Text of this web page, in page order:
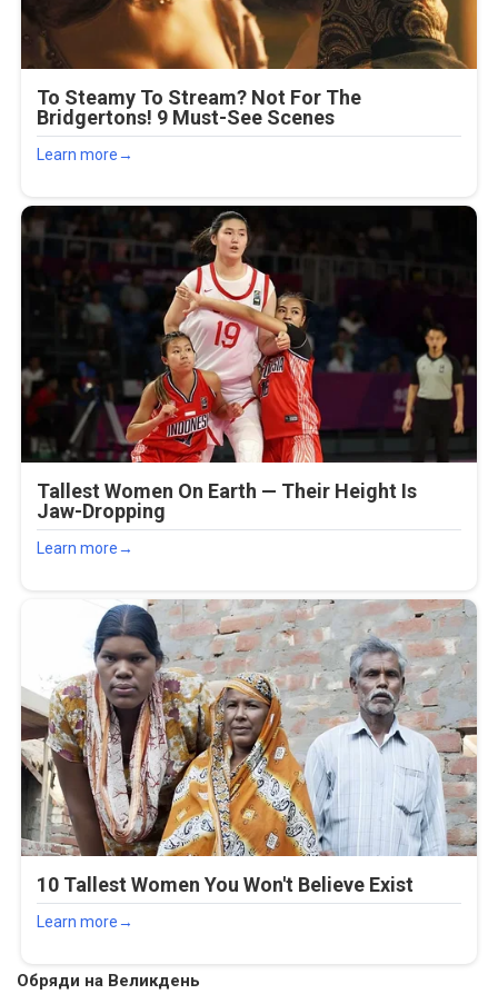
Обряди на Великдень